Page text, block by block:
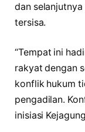
dan
tersisa.
“Tempat ini
rakyat dengan
konflik hukum
pengadilan.
inisiasi